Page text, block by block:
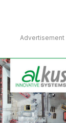
Advertisement